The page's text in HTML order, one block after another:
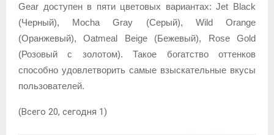
Gear доступен в пяти цветовых вариантах: Jet Black
(Черный), Mocha Gray (Серый), Wild Orange
(Оранжевый), Oatmeal Beige (Бежевый), Rose Gold
(Розовый с золотом). Такое богатство оттенков
способно удовлетворить самые взыскательные вкусы
пользователей.
(Всего 20, сегодня 1)